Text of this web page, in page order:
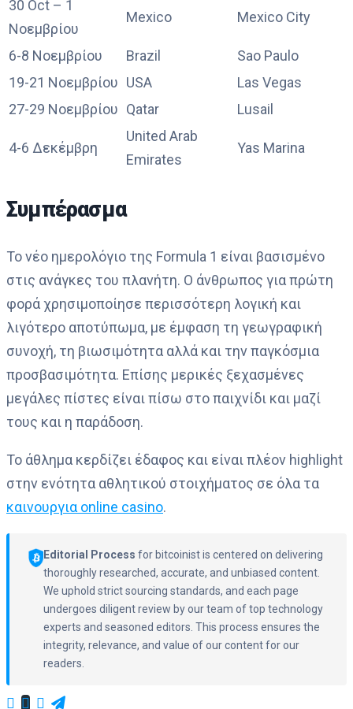
30 Oct – 1
Νοεμβρίου
Mexico Mexico City
6-8 Νοεμβρίου Brazil
Sao Paulo
19-21 Νοεμβρίου USA
Las Vegas
27-29 Νοεμβρίου Qatar Lusail
4-6 Δεκέμβρη
United Arab
Emirates
Yas Marina
Συμπέρασμα
Το νέο ημερολόγιο της Formula 1 είναι βασισμένο
στις ανάγκες του πλανήτη. Ο άνθρωπος για πρώτη
φορά χρησιμοποίησε περισσότερη λογική και
λιγότερο αποτύπωμα, με έμφαση τη γεωγραφική
συνοχή, τη βιωσιμότητα αλλά και την παγκόσμια
προσβασιμότητα. Επίσης μερικές ξεχασμένες
μεγάλες πίστες είναι πίσω στο παιχνίδι και μαζί
τους και η παράδοση.
Το άθλημα κερδίζει έδαφος και είναι πλέον highlight
στην ενότητα αθλητικού στοιχήματος σε όλα τα
καινουργια online casino.
Editorial Process for bitcoinist is centered on delivering
thoroughly researched, accurate, and unbiased content.
We uphold strict sourcing standards, and each page
undergoes diligent review by our team of top technology
experts and seasoned editors. This process ensures the
integrity, relevance, and value of our content for our
readers.